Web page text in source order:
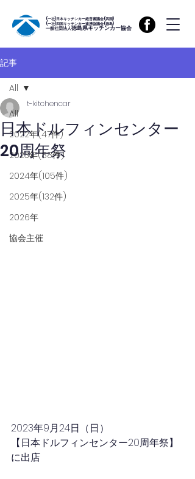
(一社)日本キッチンカー経営審議会(四国)
(一社)四国キッチンカー連携協議会(徳島)
一般社団法人徳島県キッチンカー協会
記事
All
2022年(47件)
2023年(88件)
2024年(105件)
2025年(132件)
2026年
協会主催
All
日本ドルフィンセンター
20周年祭
t-kitchencar
2023年9月24日（日）
【日本ドルフィンセンター20周年祭】
に出店